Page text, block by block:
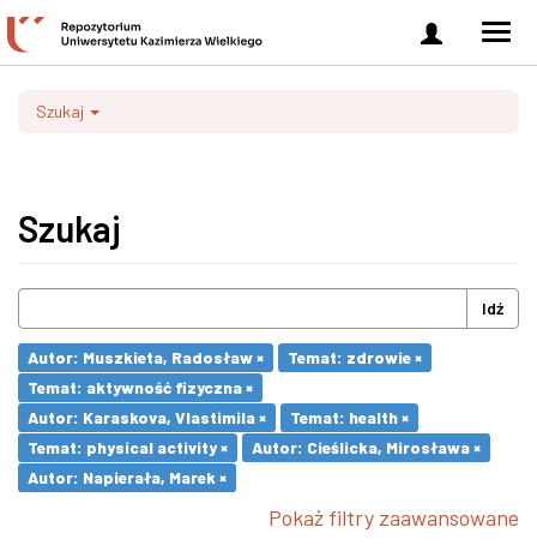
Zaloguj
się
Szukaj
Szukaj
Idź
Autor: Muszkieta, Radosław ×
Temat: zdrowie ×
Temat: aktywność fizyczna ×
Autor: Karaskova, Vlastimila ×
Temat: health ×
Temat: physical activity ×
Autor: Cieślicka, Mirosława ×
Autor: Napierała, Marek ×
Pokaż filtry zaawansowane